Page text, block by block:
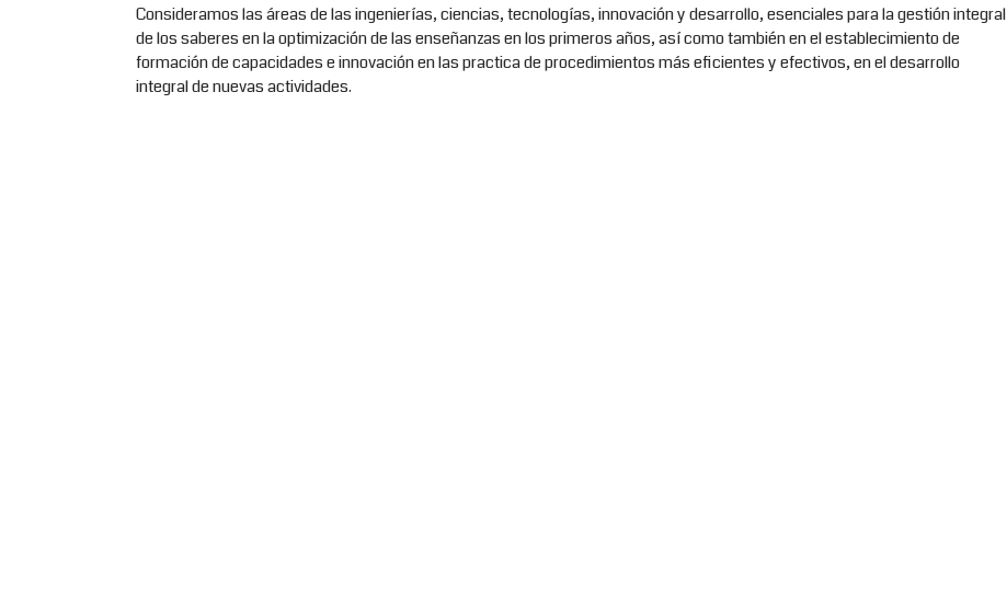
Consideramos las áreas de las ingenierías, ciencias, tecnologías, innovación y desarrollo, esenciales para la gestión integral
de los saberes en la optimización de las enseñanzas en los primeros años, así como también en el establecimiento de
formación de capacidades e innovación en las practica de procedimientos más eficientes y efectivos, en el desarrollo
integral de nuevas actividades.